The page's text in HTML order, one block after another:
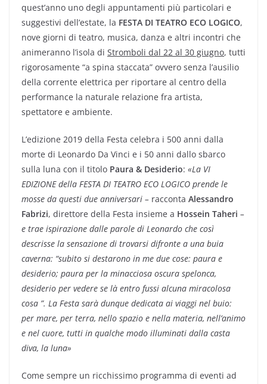
quest’anno uno degli appuntamenti più particolari e
suggestivi dell’estate, la FESTA DI TEATRO ECO LOGICO,
nove giorni di teatro, musica, danza e altri incontri che
animeranno l’isola di Stromboli dal 22 al 30 giugno, tutti
rigorosamente “a spina staccata” ovvero senza l’ausilio
della corrente elettrica per riportare al centro della
performance la naturale relazione fra artista,
spettatore e ambiente.
L’edizione 2019 della Festa celebra i 500 anni dalla
morte di Leonardo Da Vinci e i 50 anni dallo sbarco
sulla luna con il titolo Paura & Desiderio: «La VI
EDIZIONE della FESTA DI TEATRO ECO LOGICO prende le
mosse da questi due anniversari – racconta Alessandro
Fabrizi, direttore della Festa insieme a Hossein Taheri –
e trae ispirazione dalle parole di Leonardo che così
descrisse la sensazione di trovarsi difronte a una buia
caverna: “subito si destarono in me due cose: paura e
desiderio; paura per la minacciosa oscura spelonca,
desiderio per vedere se là entro fussi alcuna miracolosa
cosa ”. La Festa sarà dunque dedicata ai viaggi nel buio:
per mare, per terra, nello spazio e nella materia, nell’animo
e nel cuore, tutti in qualche modo illuminati dalla casta
diva, la luna»
Come sempre un ricchissimo programma di eventi ad